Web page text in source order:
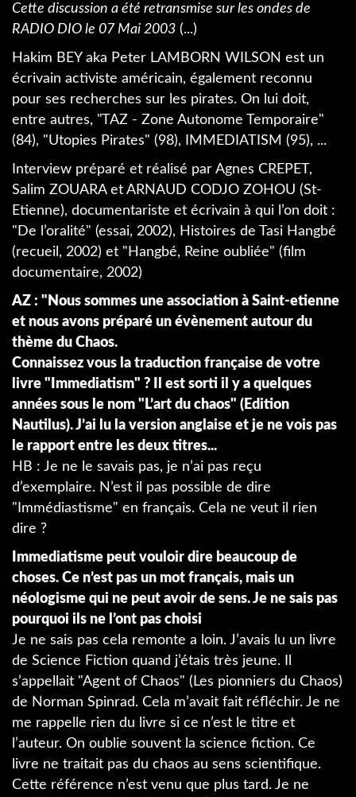
Cette discussion a été retransmise sur les ondes de
RADIO DIO le 07 Mai 2003 (...)
Hakim BEY aka Peter LAMBORN WILSON est un
écrivain activiste américain, également reconnu
pour ses recherches sur les pirates. On lui doit,
entre autres, "TAZ - Zone Autonome Temporaire"
(84), "Utopies Pirates" (98), IMMEDIATISM (95), ...
Interview préparé et réalisé par Agnes CREPET,
Salim ZOUARA et ARNAUD CODJO ZOHOU (St-
Etienne), documentariste et écrivain à qui l’on doit :
"De l’oralité" (essai, 2002), Histoires de Tasi Hangbé
(recueil, 2002) et "Hangbé, Reine oubliée" (film
documentaire, 2002)
AZ : "Nous sommes une association à Saint-etienne
et nous avons préparé un évènement autour du
thème du Chaos.
Connaissez vous la traduction française de votre
livre "Immediatism" ? Il est sorti il y a quelques
années sous le nom "L’art du chaos" (Edition
Nautilus). J’ai lu la version anglaise et je ne vois pas
le rapport entre les deux titres...
HB : Je ne le savais pas, je n’ai pas reçu
d’exemplaire. N’est il pas possible de dire
"Immédiastisme" en français. Cela ne veut il rien
dire ?
Immediatisme peut vouloir dire beaucoup de
choses. Ce n’est pas un mot français, mais un
néologisme qui ne peut avoir de sens. Je ne sais pas
pourquoi ils ne l’ont pas choisi
Je ne sais pas cela remonte a loin. J’avais lu un livre
de Science Fiction quand j’étais très jeune. Il
s’appellait "Agent of Chaos" (Les pionniers du Chaos)
de Norman Spinrad. Cela m’avait fait réfléchir. Je ne
me rappelle rien du livre si ce n’est le titre et
l’auteur. On oublie souvent la science fiction. Ce
livre ne traitait pas du chaos au sens scientifique.
Cette référence n’est venu que plus tard. Je ne